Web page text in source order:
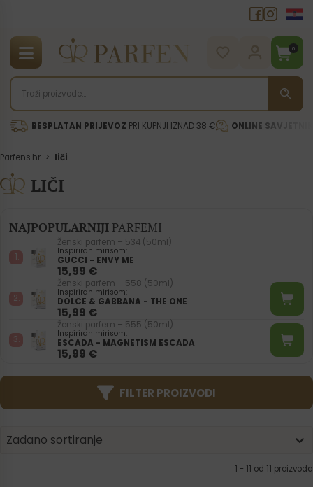
0
BESPLATAN PRIJEVOZ PRI KUPNJI IZNAD 38 € ONLINE
Parfens.hr > liči
LIČI
NAJPOPULARNIJIPARFEMI
Ženski parfem – 534 (50ml)
Inspiriran mirisom:
GUCCI - ENVY ME
15,99 €
Ženski parfem – 558 (50ml)
Inspiriran mirisom:
DOLCE & GABBANA - THE ONE
15,99 €
Ženski parfem – 555 (50ml)
Inspiriran mirisom:
ESCADA - MAGNETISM ESCADA
15,99 €
FILTER PROIZVODI
Product | Sorting
Sort content
Zadano sortiranje
Sort content
1 - 11 od 11 proizvoda